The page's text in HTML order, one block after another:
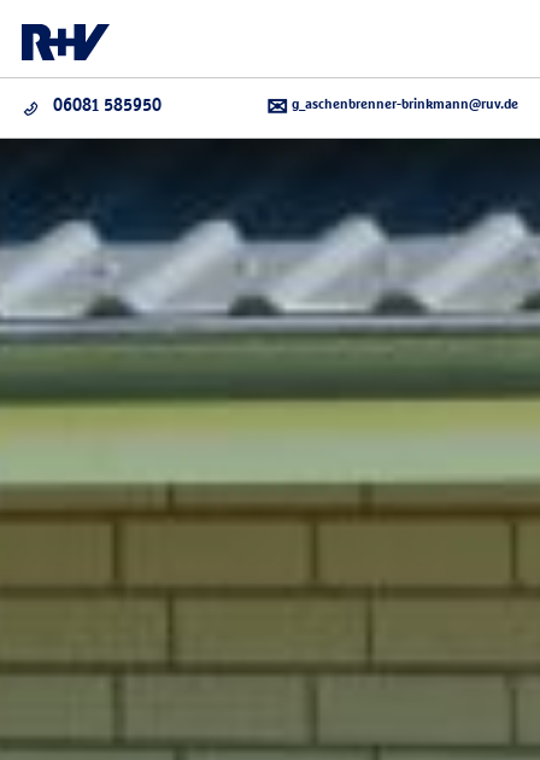
06081 585950 g_aschenbrenner-brinkmann@ruv.de